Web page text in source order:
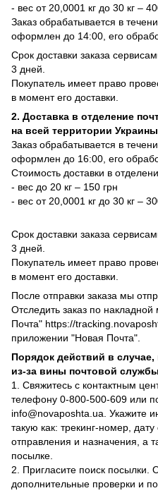
- вес от 20,0001 кг до 30 кг –
Заказ обрабатывается в
оформлен до 14:00, его
Срок доставки заказа
3 дней.
Покупатель имеет право
в момент его доставки.
2. Доставка в отделение
на всей территории
Заказ обрабатывается в
оформлен до 16:00, его
Стоимость доставки в
- вес до 20 кг – 150 грн
- вес от 20,0001 кг до 30 кг –
Срок доставки заказа
3 дней.
Покупатель имеет право
в момент его доставки.
После отправки заказа мы
Отследить заказ по
Почта" https://
приложении "Новая Почта".
Порядок действий в случае,
из-за вины почтовой
1. Свяжитесь с контактным
телефону 0-800-500-609 или
info@novaposhta.ua. Укажите
такую как: трекинг-номер,
отправления и назначения, а
посылке.
2. Пригласите поиск посылки.
дополнительные проверки и